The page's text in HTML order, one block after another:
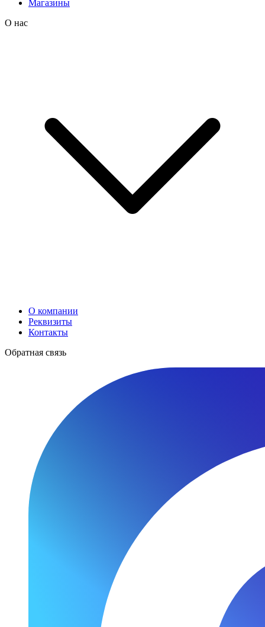
Магазины
О нас
О компании
Реквизиты
Контакты
Обратная связь